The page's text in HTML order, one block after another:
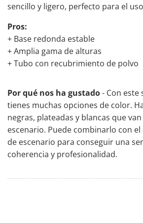
sencillo y ligero, perfecto para el
Pros:
+ Base redonda estable
+ Amplia gama de alturas
+ Tubo con recubrimiento de polvo
Por qué nos ha gustado- Con
tienes muchas opciones de color.
negras, plateadas y blancas que
escenario. Puede combinarlo con
de escenario para conseguir una
coherencia y profesionalidad.